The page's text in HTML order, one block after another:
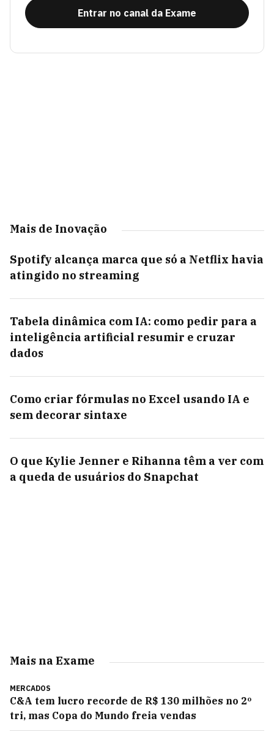
Entrar no canal da Exame
Mais de Inovação
Spotify alcança marca que só a Netflix havia
atingido no streaming
Tabela dinâmica com IA: como pedir para a
inteligência artificial resumir e cruzar
dados
Como criar fórmulas no Excel usando IA e
sem decorar sintaxe
O que Kylie Jenner e Rihanna têm a ver com
a queda de usuários do Snapchat
Mais na Exame
MERCADOS
C&A tem lucro recorde de R$ 130 milhões no 2º
tri, mas Copa do Mundo freia vendas